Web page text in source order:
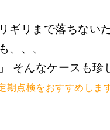
ギリまで落ちないた
、、、
そんなケースも珍
期点検をおすすめしま